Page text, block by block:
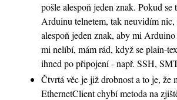
pošle alespoň jeden znak. Pokud
Arduinu telnetem, tak neuvidím nic,
alespoň jeden znak, aby mi
mi nelíbí, mám rád, když se plain-
ihned po připojení - např. SSH,
Čtvrtá věc je již drobnost a to je, že
EthernetClient chybí metoda na